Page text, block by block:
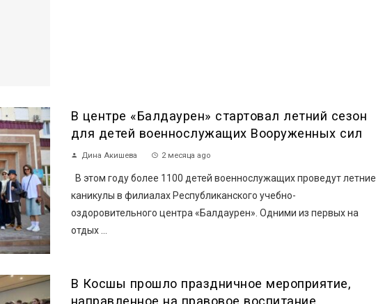
В центре «Балдаурен» стартовал летний сезон
для детей военнослужащих Вооруженных сил
Дина Акишева 2 месяца ago
В этом году более 1100 детей военнослужащих проведут летние
каникулы в филиалах Республиканского учебно-
оздоровительного центра «Балдаурен». Одними из первых на
отдых ...
В Косшы прошло праздничное мероприятие,